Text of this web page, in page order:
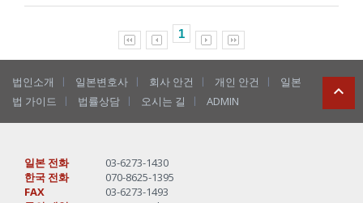
1
법인소개 ㅣ 일본변호사 ㅣ 회사 안건 ㅣ 개인 안건 ㅣ
일본
법 가이드
ㅣ 법률상담 ㅣ 오시는 길 ㅣ ADMIN 
일본 전화
03-6273-1430
한국 전화
070-8625-1395
FAX
03-6273-1493